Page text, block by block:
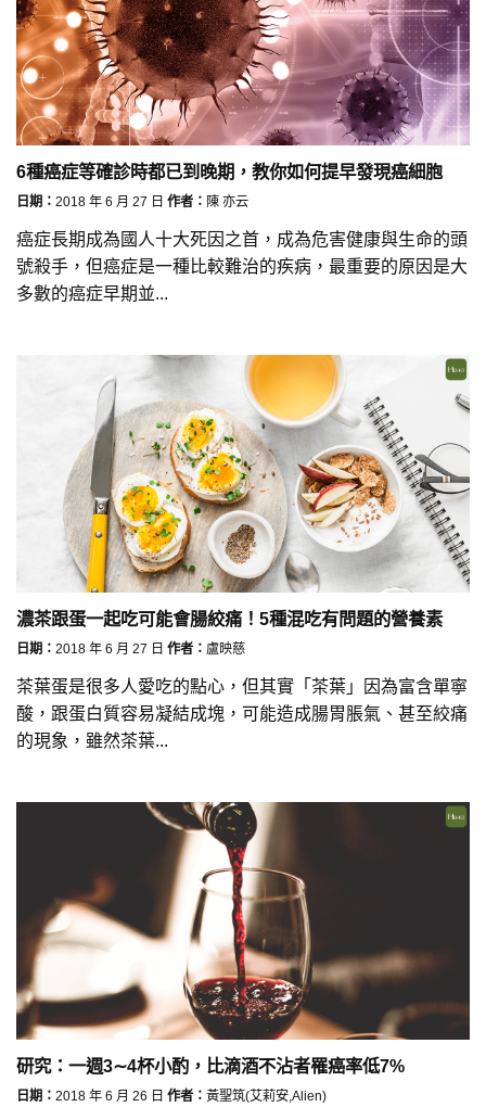
6種癌症等確診時都已到晚期，教你如何提早發現癌細胞
日期： 2018 年 6 月 27 日 作者： 陳 亦云
癌症長期成為國人十大死因之首，成為危害健康與生命的頭
號殺手，但癌症是一種比較難治的疾病，最重要的原因是大
多數的癌症早期並...
濃茶跟蛋一起吃可能會腸絞痛！5種混吃有問題的營養素
日期： 2018 年 6 月 27 日 作者： 盧映慈
茶葉蛋是很多人愛吃的點心，但其實「茶葉」因為富含單寧
酸，跟蛋白質容易凝結成塊，可能造成腸胃脹氣、甚至絞痛
的現象，雖然茶葉...
研究：一週3∼4杯小酌，比滴酒不沾者罹癌率低7%
日期： 2018 年 6 月 26 日 作者： 黃聖筑(艾莉安,Alien)